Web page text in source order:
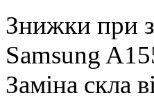
Знижки при
Samsung
Заміна скла